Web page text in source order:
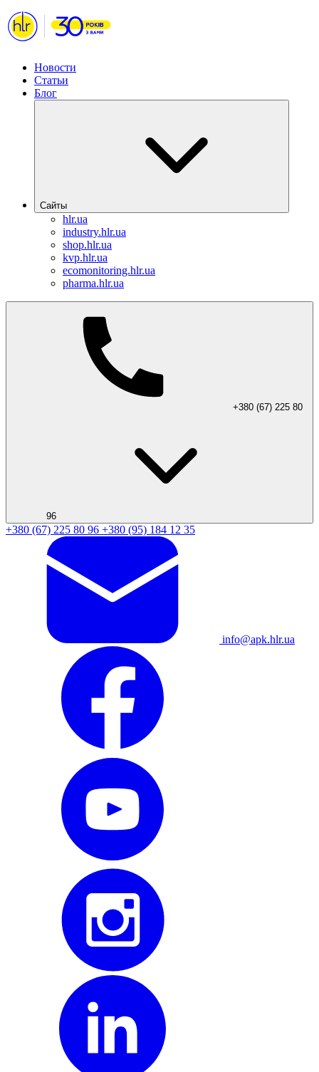
Новости
Статьи
Блог
Сайты
hlr.ua
industry.hlr.ua
shop.hlr.ua
kvp.hlr.ua
ecomonitoring.hlr.ua
pharma.hlr.ua
+380 (67) 225 80
96
+380 (67) 225 80 96 +380 (95) 184 12 35
info@apk.hlr.ua